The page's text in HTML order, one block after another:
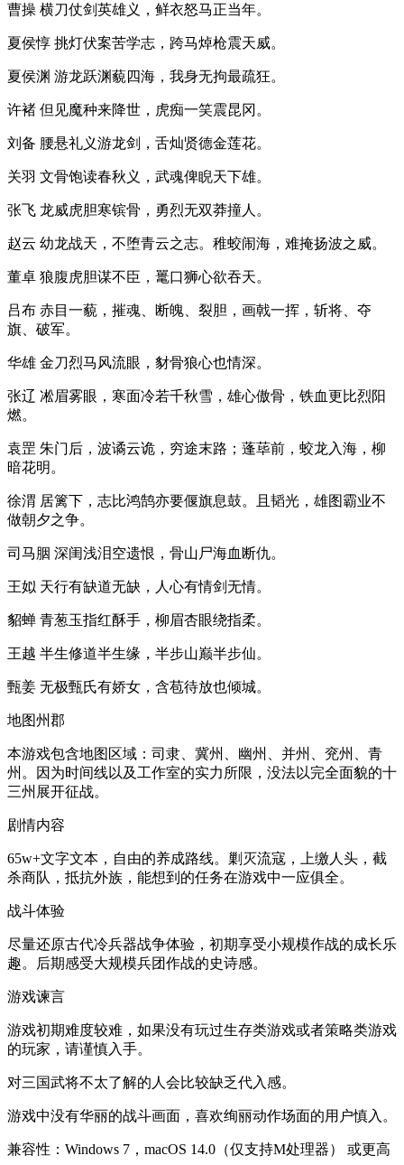
曹操 横刀仗剑英雄义，鲜衣怒马正当年。
夏侯惇 挑灯伏案苦学志，跨马焯枪震天威。
夏侯渊 游龙跃渊藐四海，我身无拘最疏狂。
许褚 但见魔种来降世，虎痴一笑震昆冈。
刘备 腰悬礼义游龙剑，舌灿贤德金莲花。
关羽 文骨饱读春秋义，武魂俾睨天下雄。
张飞 龙威虎胆寒镔骨，勇烈无双莽撞人。
赵云 幼龙战天，不堕青云之志。稚蛟闹海，难掩扬波之威。
董卓 狼腹虎胆谋不臣，鼍口狮心欲吞天。
吕布 赤目一藐，摧魂、断魄、裂胆，画戟一挥，斩将、夺
旗、破军。
华雄 金刀烈马风流眼，豺骨狼心也情深。
张辽 凇眉雾眼，寒面冷若千秋雪，雄心傲骨，铁血更比烈阳
燃。
袁罡 朱门后，波谲云诡，穷途末路；蓬荜前，蛟龙入海，柳
暗花明。
徐渭 居篱下，志比鸿鹄亦要偃旗息鼓。且韬光，雄图霸业不
做朝夕之争。
司马胭 深闺浅泪空遗恨，骨山尸海血断仇。
王姒 天行有缺道无缺，人心有情剑无情。
貂蝉 青葱玉指红酥手，柳眉杏眼绕指柔。
王越 半生修道半生缘，半步山巅半步仙。
甄姜 无极甄氏有娇女，含苞待放也倾城。
地图州郡
本游戏包含地图区域：司隶、冀州、幽州、并州、兖州、青
州。因为时间线以及工作室的实力所限，没法以完全面貌的十
三州展开征战。
剧情内容
65w+文字文本，自由的养成路线。剿灭流寇，上缴人头，截
杀商队，抵抗外族，能想到的任务在游戏中一应俱全。
战斗体验
尽量还原古代冷兵器战争体验，初期享受小规模作战的成长乐
趣。后期感受大规模兵团作战的史诗感。
游戏谏言
游戏初期难度较难，如果没有玩过生存类游戏或者策略类游戏
的玩家，请谨慎入手。
对三国武将不太了解的人会比较缺乏代入感。
游戏中没有华丽的战斗画面，喜欢绚丽动作场面的用户慎入。
兼容性：Windows 7，macOS 14.0（仅支持M处理器） 或更高